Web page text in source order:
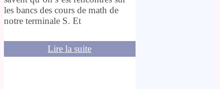
les bancs des cours de math de
notre terminale S. Et
Lire la suite